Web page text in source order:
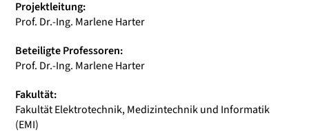
Projektleitung:
Prof. Dr.-Ing. Marlene Harter
Beteiligte Professoren:
Prof. Dr.-Ing. Marlene Harter
Fakultät:
Fakultät Elektrotechnik, Medizintechnik und Informatik
(EMI)